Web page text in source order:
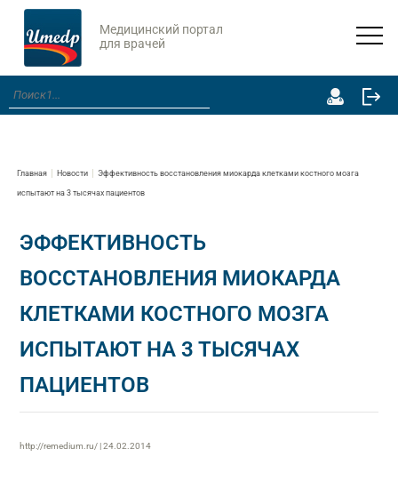
Медицинский портал
для врачей
Главная Новости Эффективность восстановления миокарда клетками костного мозга
испытают на 3 тысячах пациентов
ЭФФЕКТИВНОСТЬ
ВОССТАНОВЛЕНИЯ МИОКАРДА
КЛЕТКАМИ КОСТНОГО МОЗГА
ИСПЫТАЮТ НА 3 ТЫСЯЧАХ
ПАЦИЕНТОВ
http://remedium.ru/ | 24.02.2014